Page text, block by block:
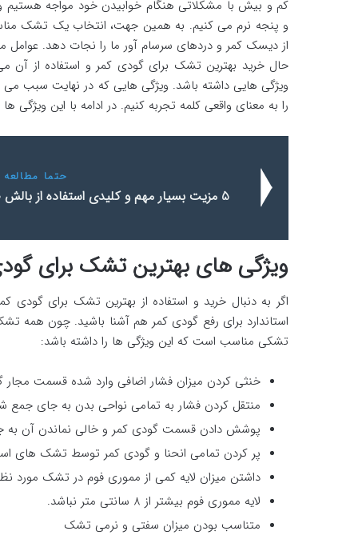
کم و بیش با مشکلاتی هنگام خوابیدن خود مواجه هستیم
و پنجه نرم می کنیم. به همین جهت، انتخاب یک تشک
از دیسک کمر و دردهای سرسام آور ما را نجات دهد.
حال خرید بهترین تشک برای گودی کمر و استفاده از آن
ویژگی هایی داشته باشد. ویژگی هایی که در نهایت سبب
را به معنای واقعی کلمه تجربه کنیم. در ادامه با این ویژگی
حتما مطالعه
5 مزیت بسیار مهم و کلیدی استفاده از بالش‌ طبی
ویژگی های بهترین تشک برای
اگر به دنبال خرید و استفاده از بهترین تشک برای
استاندارد برای رفع گودی کمر هم آشنا باشید. چون همه
تشکی مناسب است که این ویژگی ها را داشته باشد:
خنثی کردن میزان فشار اضافی وارد شده قسمت مجار
منتقل کردن فشار به تمامی نواحی بدن به جای جمع
پوشش دادن قسمت گودی کمر و خالی نماندن آن به
پر کردن تمامی انحنا و گودی کمر توسط تشک های
داشتن میزان لایه کمی از مموری فوم در تشک مورد
لایه مموری فوم بیشتر از 8 سانتی متر نباشد.
متناسب بودن میزان سفتی و نرمی تشک